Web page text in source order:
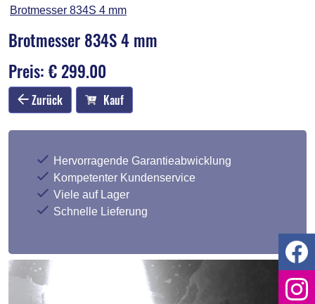
Brotmesser 834S 4 mm
Brotmesser 834S 4 mm
Preis: € 299.00
Zurück Kauf
Hervorragende Garantieabwicklung
Kompetenter Kundenservice
Viele auf Lager
Schnelle Lieferung